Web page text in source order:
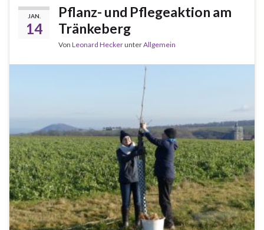
JAN.
14
Pflanz- und Pflegeaktion am
Tränkeberg
Von Leonard HeckerunterAllgemein